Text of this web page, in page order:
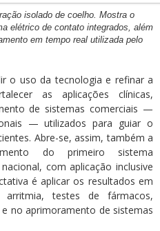
isolado de coelho. Mostra o
elétrico de contato integrados, além
em tempo real utilizada pelo
o uso da tecnologia e refinar a
as aplicações clínicas,
de sistemas comerciais —
— utilizados para guiar o
Abre-se, assim, também a
do primeiro sistema
com aplicação inclusive
é aplicar os resultados em
testes de fármacos,
no aprimoramento de sistemas